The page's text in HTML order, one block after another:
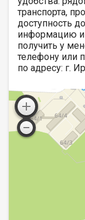
транспорта,
доступность
информацию и
получить у
телефону или
по адресу: г.